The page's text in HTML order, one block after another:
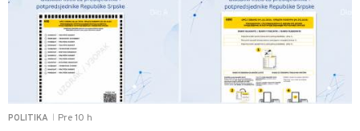
POLITIKA Pre 10 h